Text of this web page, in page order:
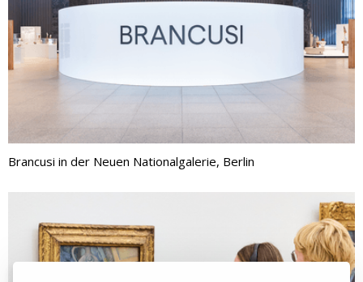
Brancusi in der Neuen Nationalgalerie, Berlin